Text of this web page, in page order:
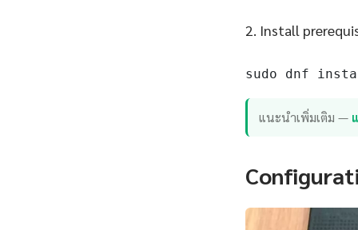
2. Install
sudo dnf
แนะนำเพิ่มเติม —